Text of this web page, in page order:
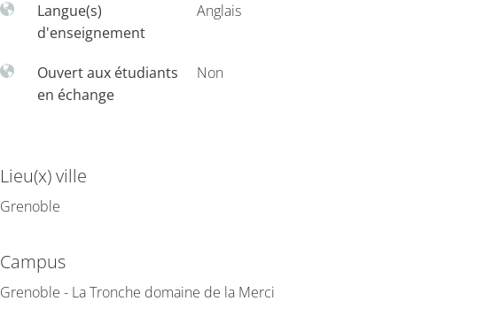
Langue(s)
d'enseignement
Anglais
Ouvert aux étudiants
en échange
Non
Lieu(x) ville
Grenoble
Campus
Grenoble - La Tronche domaine de la Merci